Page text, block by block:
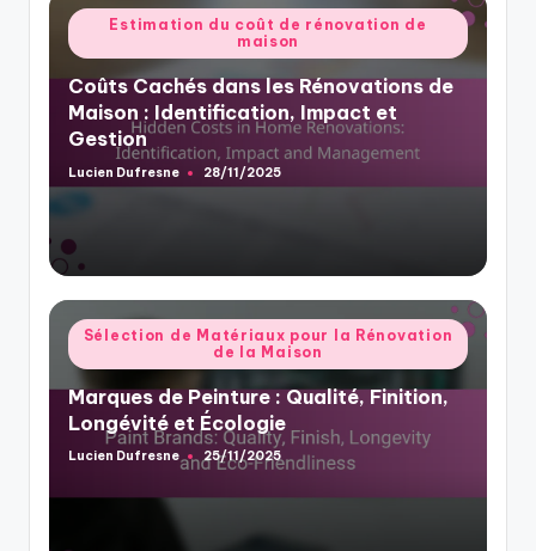
Posted
in
Estimation du coût de rénovation de
maison
Coûts Cachés dans les Rénovations de
Maison : Identification, Impact et
Gestion
Posted
by
Lucien Dufresne 28/11/2025
Posted
in
Sélection de Matériaux pour la Rénovation
de la Maison
Marques de Peinture : Qualité, Finition,
Longévité et Écologie
Posted
Lucien Dufresne 25/11/2025